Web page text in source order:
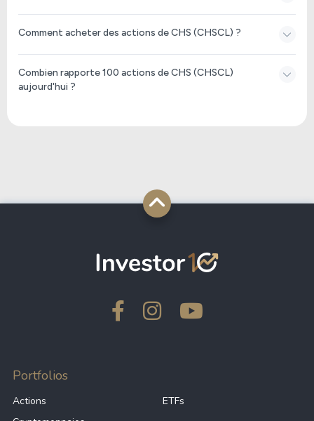
Comment acheter des actions de CHS (CHSCL) ?
Combien rapporte 100 actions de CHS (CHSCL)
aujourd'hui ?
Portfolios
Actions
ETFs